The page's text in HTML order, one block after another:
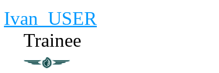
Ivan_USER
Trainee